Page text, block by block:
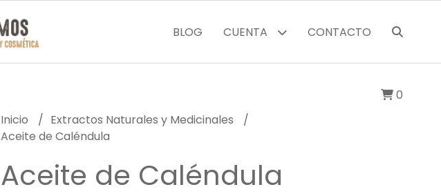
BLOG CUENTA CONTACTO
0
Inicio
Extractos Naturales y Medicinales
Aceite de Caléndula
Aceite de Caléndula